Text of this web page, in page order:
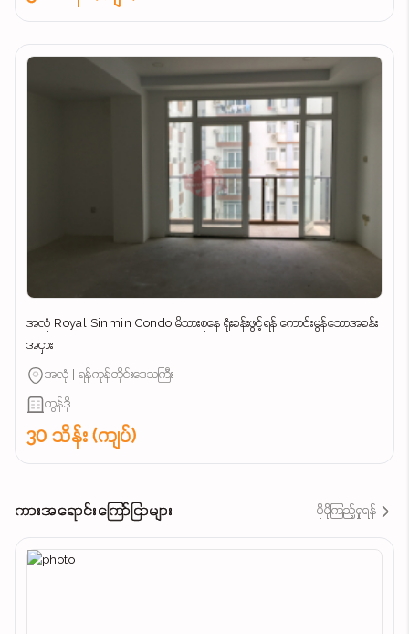
အလုံ Royal Sinmin Condo မိသားစုနေ ရုံးခန်းဖွင့်ရန် ကောင်းမွန်သောအခန်း
အငှား
အလုံ | ရန်ကုန်တိုင်းဒေသကြီး
ကွန်ဒို
30 သိန်း (ကျပ်)
ကားအရောင်းကြော်ငြာများ ပိုမိုကြည့်ရှုရန်